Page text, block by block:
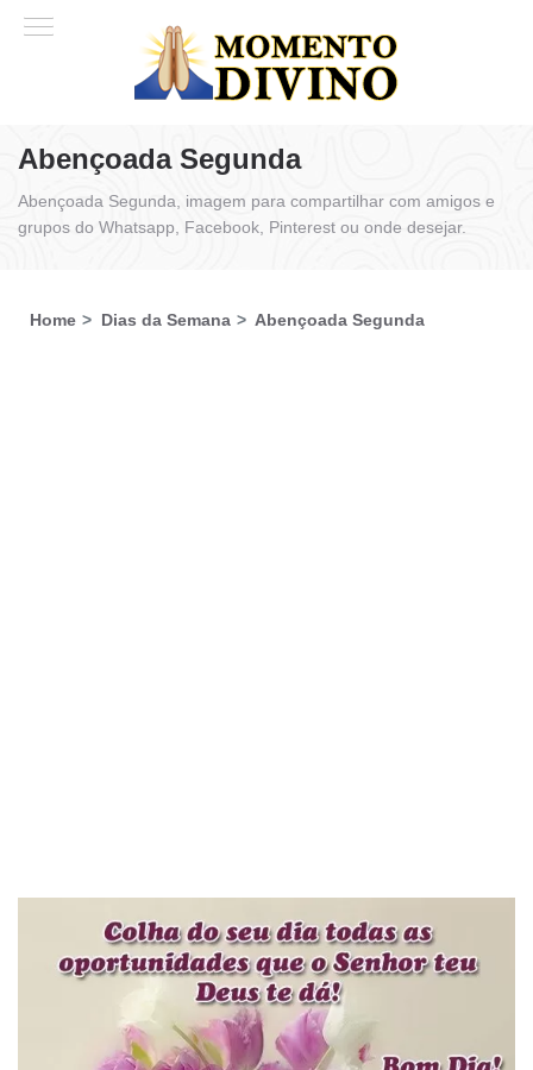
Abençoada Segunda
Abençoada Segunda, imagem para compartilhar com amigos e
grupos do Whatsapp, Facebook, Pinterest ou onde desejar.
Home Dias da Semana Abençoada Segunda